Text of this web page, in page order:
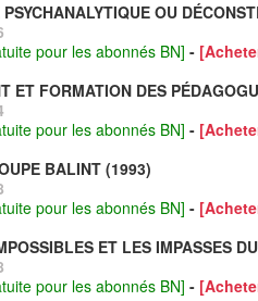
OU
pour les abonnés BN] -
ET FORMATION DES
pour les abonnés BN] -
BALINT (1993)
pour les abonnés BN] -
ET LES IMPASSES
pour les abonnés BN] -